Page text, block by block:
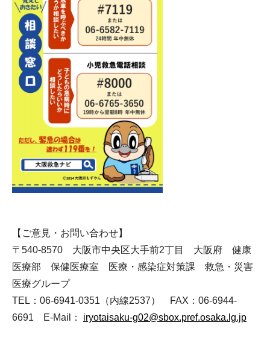
【ご意見・お問い合わせ】
〒540-8570 大阪市中央区大手前2丁目 大阪府 健康
医療部 保健医療室 医療・感染症対策課 救急・災害
医療グループ
TEL：06-6941-0351（内線2537） FAX：06-6944-
6691 E-Mail： iryotaisaku-g02@sbox.pref.osaka.lg.jp